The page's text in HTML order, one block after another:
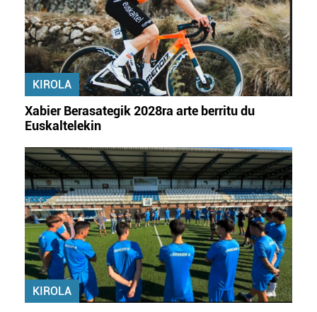
KIROLA
Xabier Berasategik 2028ra arte berritu du
Euskaltelekin
KIROLA